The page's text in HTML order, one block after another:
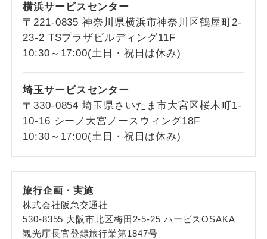
横浜サービスセンター
〒221-0835 神奈川県横浜市神奈川区鶴屋町2-
23-2 TSプラザビルディング11F
10:30～17:00(土日・祝日は休み)
埼玉サービスセンター
〒330-0854 埼玉県さいたま市大宮区桜木町1-
10-16 シーノ大宮ノースウィング18F
10:30～17:00(土日・祝日は休み)
旅行企画・実施
株式会社阪急交通社
530-8355 大阪市北区梅田2-5-25 ハービスOSAKA
観光庁長官登録旅行業第1847号